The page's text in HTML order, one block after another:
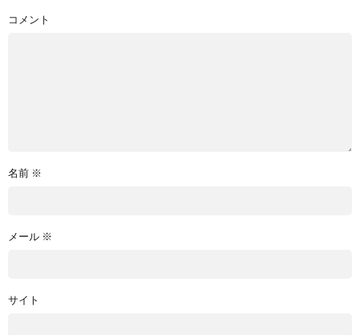
コメント
名前 ※
メール ※
サイト